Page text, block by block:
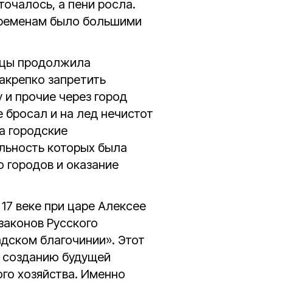
а пени росла.
было большими
продолжила
запретить
прочие через город
бросал и на лед нечистот
городские
которых была
городов и оказание
веке при царе Алексее
Русского
благочинии». Этот
будущей
хозяйства. Именно